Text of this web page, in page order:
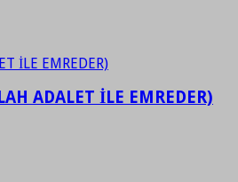
ADALET İLE EMREDER)